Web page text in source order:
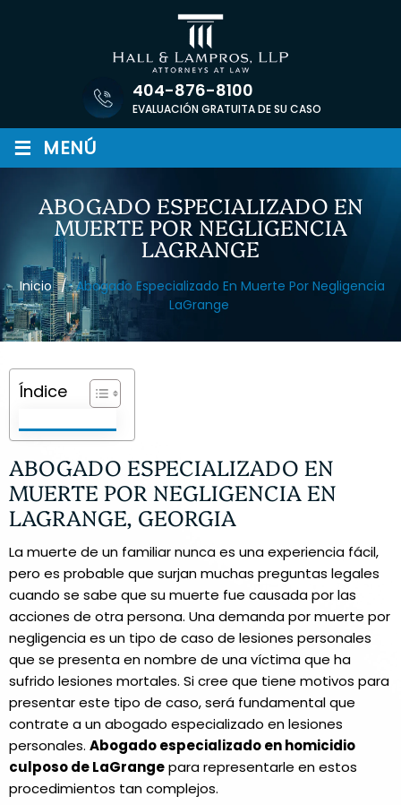
404-876-8100
EVALUACIÓN GRATUITA DE SU CASO
≡ MENÚ
ABOGADO ESPECIALIZADO EN
MUERTE POR NEGLIGENCIA
LAGRANGE
Inicio / Abogado Especializado En Muerte Por Negligencia
LaGrange
Índice
ABOGADO ESPECIALIZADO EN
MUERTE POR NEGLIGENCIA EN
LAGRANGE, GEORGIA
La muerte de un familiar nunca es una experiencia fácil,
pero es probable que surjan muchas preguntas legales
cuando se sabe que su muerte fue causada por las
acciones de otra persona. Una demanda por muerte por
negligencia es un tipo de caso de lesiones personales
que se presenta en nombre de una víctima que ha
sufrido lesiones mortales. Si cree que tiene motivos para
presentar este tipo de caso, será fundamental que
contrate a un abogado especializado en lesiones
personales. Abogado especializado en homicidio
culposo de LaGrangepara representarle en estos
procedimientos tan complejos.